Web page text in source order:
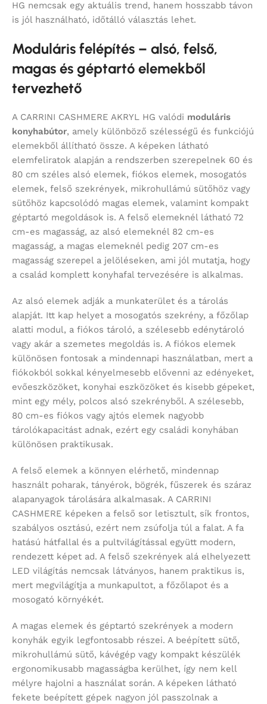
HG nemcsak egy aktuális trend, hanem hosszabb távon
is jól használható, időtálló választás lehet.
Moduláris felépítés – alsó, felső,
magas és géptartó elemekből
tervezhető
A CARRINI CASHMERE AKRYL HG valódi moduláris
konyhabútor, amely különböző szélességű és funkciójú
elemekből állítható össze. A képeken látható
elemfeliratok alapján a rendszerben szerepelnek 60 és
80 cm széles alsó elemek, fiókos elemek, mosogatós
elemek, felső szekrények, mikrohullámú sütőhöz vagy
sütőhöz kapcsolódó magas elemek, valamint kompakt
géptartó megoldások is. A felső elemeknél látható 72
cm-es magasság, az alsó elemeknél 82 cm-es
magasság, a magas elemeknél pedig 207 cm-es
magasság szerepel a jelöléseken, ami jól mutatja, hogy
a család komplett konyhafal tervezésére is alkalmas.
Az alsó elemek adják a munkaterület és a tárolás
alapját. Itt kap helyet a mosogatós szekrény, a főzőlap
alatti modul, a fiókos tároló, a szélesebb edénytároló
vagy akár a szemetes megoldás is. A fiókos elemek
különösen fontosak a mindennapi használatban, mert a
fiókokból sokkal kényelmesebb elővenni az edényeket,
evőeszközöket, konyhai eszközöket és kisebb gépeket,
mint egy mély, polcos alsó szekrényből. A szélesebb,
80 cm-es fiókos vagy ajtós elemek nagyobb
tárolókapacitást adnak, ezért egy családi konyhában
különösen praktikusak.
A felső elemek a könnyen elérhető, mindennap
használt poharak, tányérok, bögrék, fűszerek és száraz
alapanyagok tárolására alkalmasak. A CARRINI
CASHMERE képeken a felső sor letisztult, sík frontos,
szabályos osztású, ezért nem zsúfolja túl a falat. A fa
hatású hátfallal és a pultvilágítással együtt modern,
rendezett képet ad. A felső szekrények alá elhelyezett
LED világítás nemcsak látványos, hanem praktikus is,
mert megvilágítja a munkapultot, a főzőlapot és a
mosogató környékét.
A magas elemek és géptartó szekrények a modern
konyhák egyik legfontosabb részei. A beépített sütő,
mikrohullámú sütő, kávégép vagy kompakt készülék
ergonomikusabb magasságba kerülhet, így nem kell
mélyre hajolni a használat során. A képeken látható
fekete beépített gépek nagyon jól passzolnak a